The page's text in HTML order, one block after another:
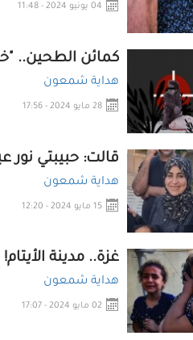
04 يونيو 2024 - 11:48
كمائن الطحين..
هداية شمعون
28 مايو 2024 - 17:56
قالت: حبيبتي نور
هداية شمعون
15 مايو 2024 - 12:20
غزة.. مدينة الأيتام!
هداية شمعون
02 مايو 2024 - 17:07